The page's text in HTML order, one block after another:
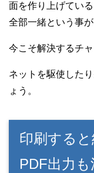
面を作り上げてい
全部一緒という事が
今こそ解決するチャ
ネットを駆使した
ょう。
印刷する
PDF出力も